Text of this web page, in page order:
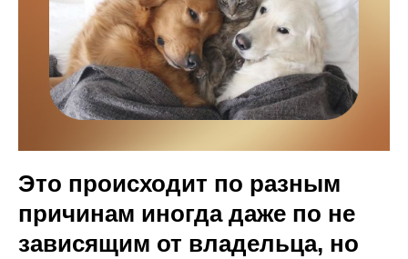
Это происходит по разным
причинам иногда даже по не
зависящим от владельца, но